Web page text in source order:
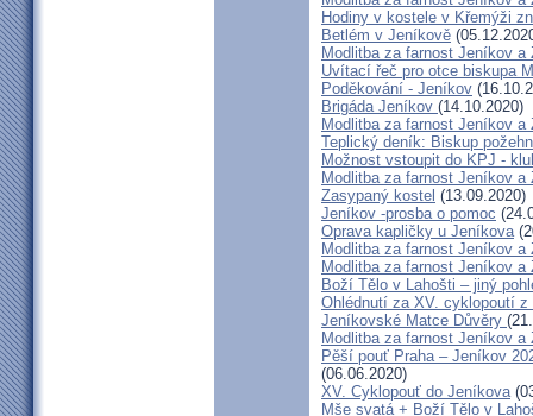
Hodiny v kostele v Křemýži
Betlém v Jeníkově
Modlitba za farnost Jeníkov
Uvítací řeč pro otce biskupa
Poděkování - Jeníkov
Brigáda Jeníkov (14.10.2020)
Modlitba za farnost Jeníkov a
Teplický deník: Biskup
Možnost vstoupit do KPJ -
Modlitba za farnost Jeníkov a
Zasypaný kostel (13.09.2020)
Jeníkov -prosba o pomoc
Oprava kapličky u Jeníkova
Modlitba za farnost Jeníkov a
Modlitba za farnost Jeníkov a
Boží Tělo v Lahošti – jiný
Ohlédnutí za XV. cyklopoutí
Jeníkovské Matce Důvěry
Modlitba za farnost Jeníkov a
Pěší pouť Praha – Jeníkov
(06.06.2020)
XV. Cyklopouť do Jeníkova
Mše svatá + Boží Tělo v